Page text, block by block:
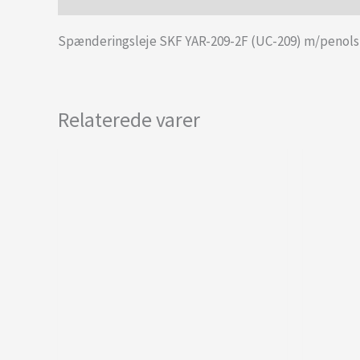
Spænderingsleje SKF YAR-209-2F (UC-209) m/
Relaterede varer